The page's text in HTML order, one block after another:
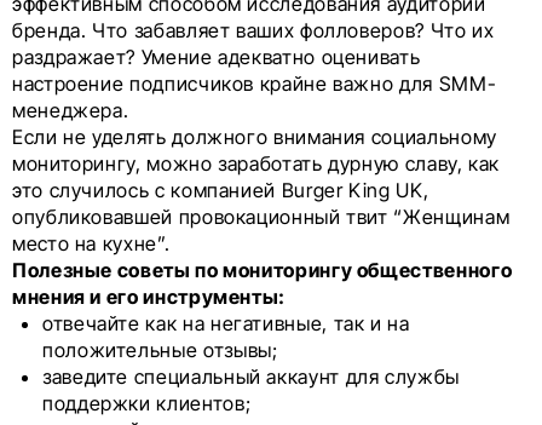
бренда. Что забавляет ваших фолловеров? Что их
раздражает? Умение адекватно оценивать
настроение подписчиков крайне важно для SMM-
менеджера.
Если не уделять должного внимания социальному
мониторингу, можно заработать дурную славу, как
это случилось с компанией Burger King UK,
опубликовавшей провокационный твит “Женщинам
место на кухне”.
Полезные советы по мониторингу общественного
мнения и его инструменты:
отвечайте как на негативные, так и на
положительные отзывы;
заведите специальный аккаунт для службы
поддержки клиентов;